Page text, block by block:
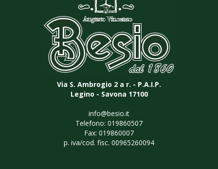
Via S. Ambrogio 2 a r. - P.A.I.P.
Legino - Savona 17100
info@besio.it
Telefono: 019860507
Fax: 019860007
p. iva/cod. fisc. 00965260094